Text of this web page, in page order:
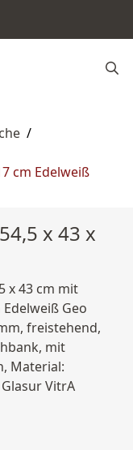
/
cm Edelweiß
x 43 x
x 43 cm mit
Geo
freistehend,
mit
Material:
VitrA